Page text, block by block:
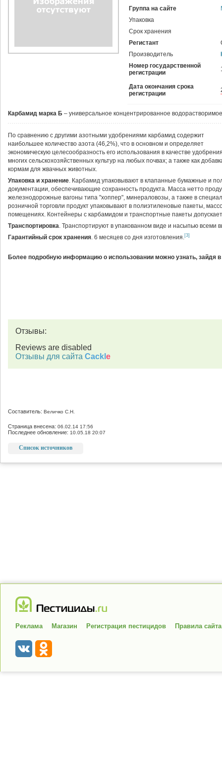
Группа на сайте
Упаковка
Срок хранения
Регистант
Производитель
Номер государственной
регистрации
Дата окончания срока
регистрации
Карбамид марка Б – универсальное концентрированное
По сравнению с другими азотными удобрениями карбамид содержит
наибольшее количество азота (46,2%), что в основном и определяет
экономическую целесообразность его использования в качестве
многих сельскохозяйственных культур на любых почвах; а также как
кормам для жвачных животных.
Упаковка и хранение. Карбамид упаковывают в клапанные бумажные и
документации, обеспечивающие сохранность продукта. Масса нетто
железнодорожные вагоны типа "хоппер", минераловозы, а также в
розничной торговли продукт упаковывают в полиэтиленовые пакеты,
помещениях. Контейнеры с карбамидом и транспортные пакеты
Транспортировка. Транспортируют в упакованном виде и насыпью всеми
Гарантийный срок хранения. 6 месяцев со дня изготовления.[3]
Более подробную информацию о использовании можно узнать, зайдя в
Отзывы:
Reviews are disabled
Отзывы для сайта Cackl e
Составитель: Величко С.Н.
Страница внесена: 06.02.14 17:56
Последнее обновление: 10.05.18 20:07
Список источников
Реклама Магазин Регистрация пестицидов Правила сайта